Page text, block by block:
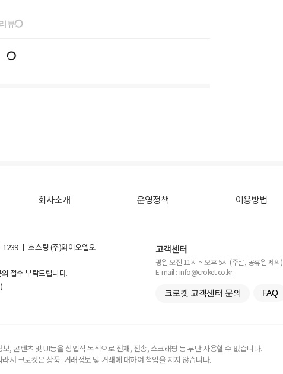
리뷰
회사소개 운영정책 이용방법
ㅣ 호스팅 (주)와이오엘오
접수 부탁드립니다.
고객센터
평일 오전 11시 ~ 오후 5시 (주말, 공휴일 제외)
E-mail : info@croket.co.kr
크로켓 고객센터 문의 FAQ
, 콘텐츠 및 UI등을 상업적 목적으로 전재, 전송, 스크래핑 등 무단 사용할 수 없습니다.
서 크로켓은 상품·거래정보 및 거래에 대하여 책임을 지지 않습니다.